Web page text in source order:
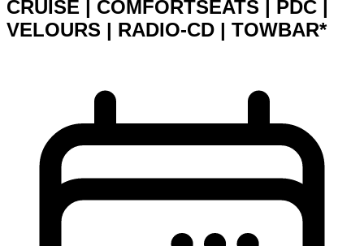
CRUISE | COMFORTSEATS | PDC |
VELOURS | RADIO-CD | TOWBAR*